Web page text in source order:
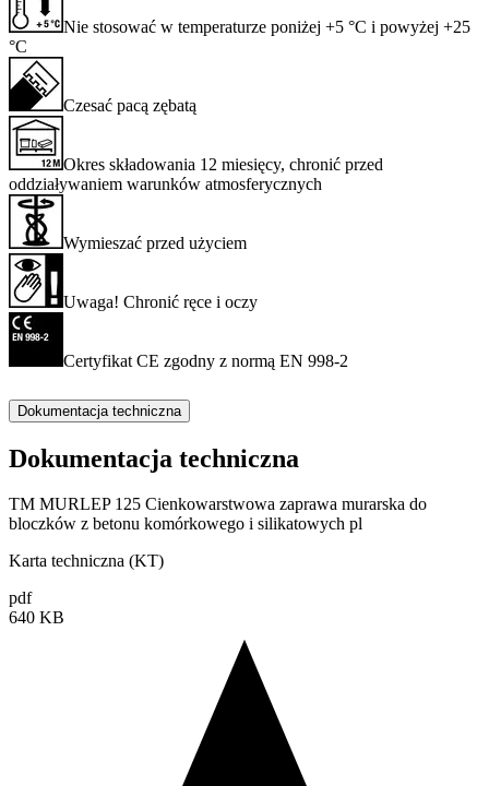
Nie stosować w temperaturze poniżej +5 °C i powyżej +25
°C
Czesać pacą zębatą
Okres składowania 12 miesięcy, chronić przed
oddziaływaniem warunków atmosferycznych
Wymieszać przed użyciem
Uwaga! Chronić ręce i oczy
Certyfikat CE zgodny z normą EN 998-2
Dokumentacja techniczna
Dokumentacja techniczna
TM MURLEP 125 Cienkowarstwowa zaprawa murarska do
bloczków z betonu komórkowego i silikatowych pl
Karta techniczna (KT)
pdf
640 KB